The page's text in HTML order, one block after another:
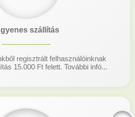
szállítás
regisztrált felhasználóinknak
15.000 Ft felett. További infó...